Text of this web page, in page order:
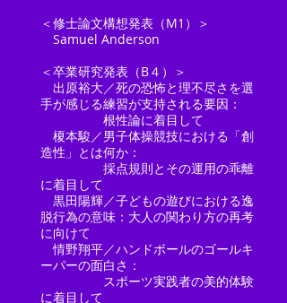
＜修士論文構想発表（M1）＞
Samuel Anderson
＜卒業研究発表（B４）＞
出原裕大／死の恐怖と理不尽さを選
手が感じる練習が支持される要因：
根性論に着目して​
榎本駿／男子体操競技における「創
造性」とは何か：
採点規則とその運用の乖離
に着目して
黒田陽輝／子どもの遊びにおける逸
脱行為の意味：大人の関わり方の再考
に向けて​
情野翔平／ハンドボールのゴールキ
ーパーの面白さ：
スポーツ実践者の美的体験
に着目して​